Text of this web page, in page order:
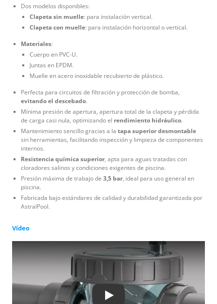
Dos modelos disponibles:
Clapeta sin muelle: para instalación vertical.
Clapeta con muelle: para instalación horizontal o vertical.
Materiales:
Cuerpo en PVC-U.
Juntas en EPDM.
Muelle en acero inoxidable recubierto de plástico.
Perfecta para circuitos de filtración y protección de bomba,
evitando el descebado.
Mínima presión de apertura, apertura total de la clapeta y pérdida
de carga casi nula, optimizando el rendimiento hidráulico.
Mantenimiento sencillo gracias a la tapa superior desmontable
sin herramientas, facilitando inspección y limpieza de componentes
internos.
Resistencia química superior, apta para aguas tratadas con
cloradores salinos y condiciones exigentes de piscina.
Presión máxima de trabajo de 3,5 bar, ideal para uso general en
piscina.
Fabricada bajo estándares de calidad y durabilidad garantizada por
AstralPool.
Vídeo
Play